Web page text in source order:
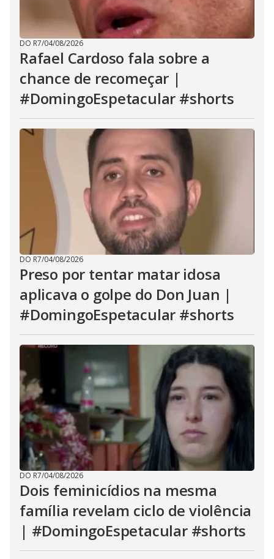
DO R7/04/08/2026
Rafael Cardoso fala sobre a
chance de recomeçar |
#DomingoEspetacular #shorts
DO R7/04/08/2026
Preso por tentar matar idosa
aplicava o golpe do Don Juan |
#DomingoEspetacular #shorts
DO R7/04/08/2026
Dois feminicídios na mesma
família revelam ciclo de violência
| #DomingoEspetacular #shorts